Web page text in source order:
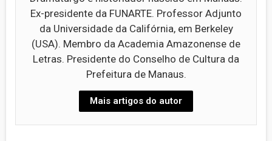
Ex-presidente da FUNARTE. Professor Adjunto
da Universidade da Califórnia, em Berkeley
(USA). Membro da Academia Amazonense de
Letras. Presidente do Conselho de Cultura da
Prefeitura de Manaus.
Mais artigos do autor